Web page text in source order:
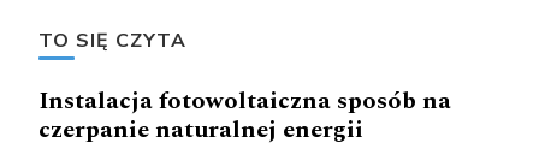
TO SIĘ CZYTA
Instalacja fotowoltaiczna sposób na
czerpanie naturalnej energii